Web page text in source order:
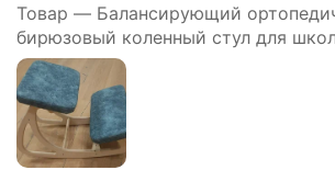
Товар — Балансирующий
бирюзовый коленный стул для
взрослых